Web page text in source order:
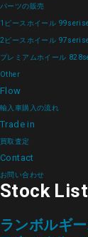
パーツの販売
1ピースホイール
2ピースホイール
プレミアムホイール
Other
Flow
輸入車購入の流れ
Trade in
買取査定
Contact
お問い合わせ
Stock
ランボルギ